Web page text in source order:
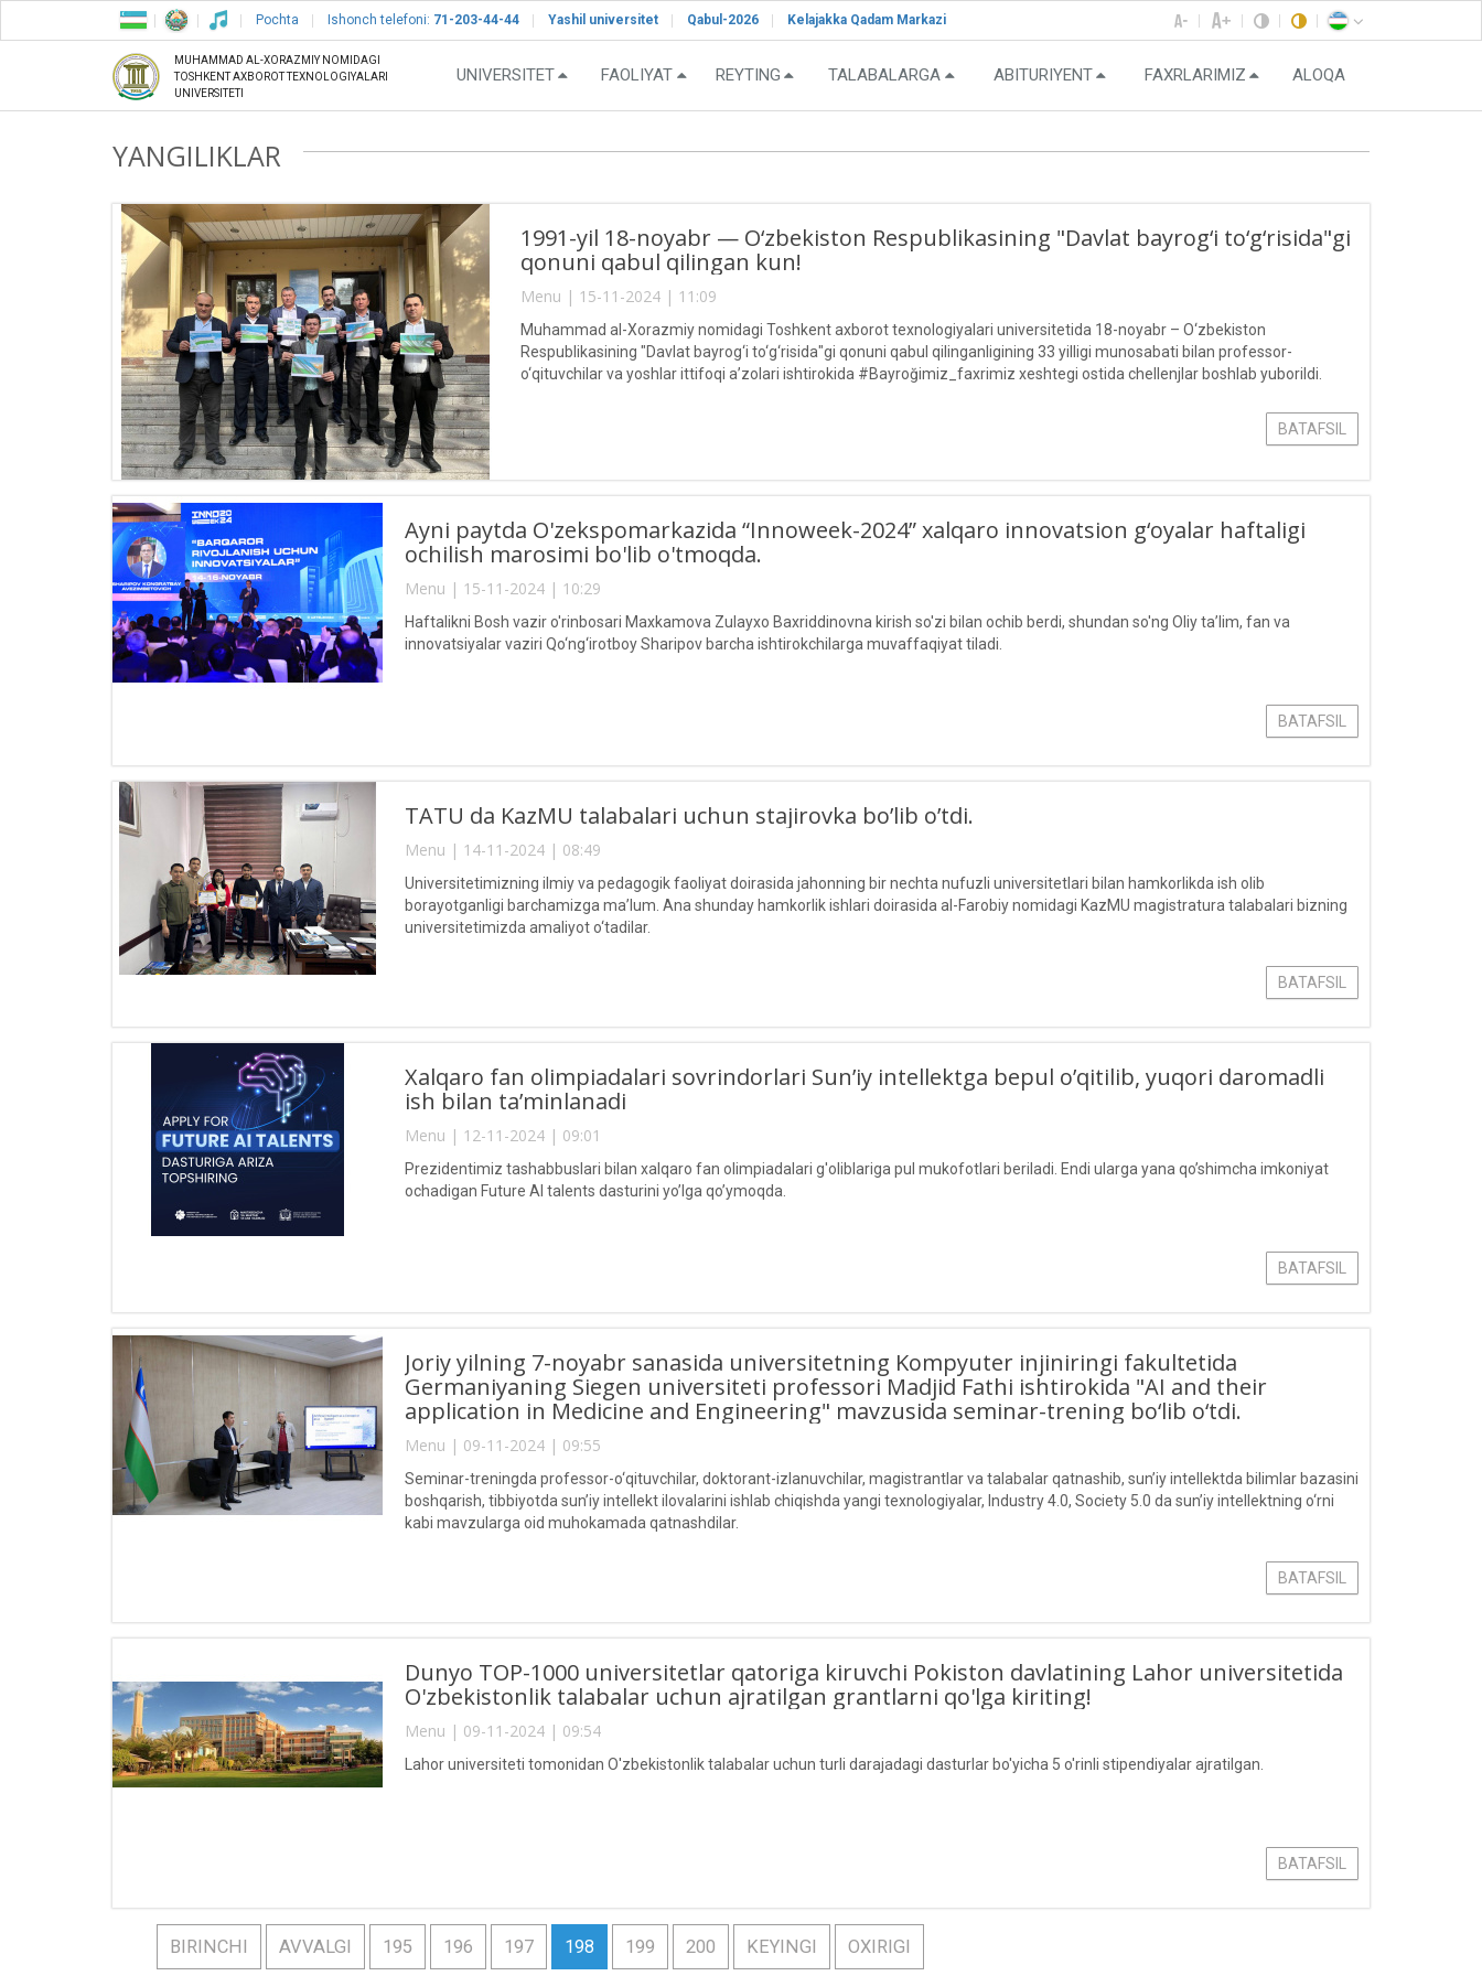
Pochta Ishonch telefoni: 71-203-44-44 Yashil universitet Qabul-2026 Kelajakka Qadam Markazi
MUHAMMAD AL-XORAZMIY NOMIDAGI
TOSHKENT AXBOROT TEXNOLOGIYALARI
UNIVERSITETI
UNIVERSITET FAOLIYAT REYTING TALABALARGA ABITURIYENT FAXRLARIMIZ ALOQA
YANGILIKLAR
1991-yil 18-noyabr — O‘zbekiston Respublikasining "Davlat bayrog‘i to‘g‘risida"gi
qonuni qabul qilingan kun!
Menu | 15-11-2024 | 11:09
Muhammad al-Xorazmiy nomidagi Toshkent axborot texnologiyalari universitetida 18-noyabr – O‘zbekiston
Respublikasining "Davlat bayrog‘i to‘g‘risida"gi qonuni qabul qilinganligining 33 yilligi munosabati bilan professor-
o‘qituvchilar va yoshlar ittifoqi a’zolari ishtirokida #Bayroğimiz_faxrimiz xeshtegi ostida chellenjlar boshlab yuborildi.
BATAFSIL
Ayni paytda O'zekspomarkazida “Innoweek-2024” xalqaro innovatsion g‘oyalar haftaligi
ochilish marosimi bo'lib o'tmoqda.
Menu | 15-11-2024 | 10:29
Haftalikni Bosh vazir o'rinbosari Maxkamova Zulayxo Baxriddinovna kirish so'zi bilan ochib berdi, shundan so'ng Oliy ta’lim, fan va
innovatsiyalar vaziri Qo‘ng‘irotboy Sharipov barcha ishtirokchilarga muvaffaqiyat tiladi.
BATAFSIL
TATU da KazMU talabalari uchun stajirovka bo’lib o’tdi.
Menu | 14-11-2024 | 08:49
Universitetimizning ilmiy va pedagogik faoliyat doirasida jahonning bir nechta nufuzli universitetlari bilan hamkorlikda ish olib
borayotganligi barchamizga ma’lum. Ana shunday hamkorlik ishlari doirasida al-Farobiy nomidagi KazMU magistratura talabalari bizning
universitetimizda amaliyot o‘tadilar.
BATAFSIL
Xalqaro fan olimpiadalari sovrindorlari Sun’iy intellektga bepul o’qitilib, yuqori daromadli
ish bilan ta’minlanadi
Menu | 12-11-2024 | 09:01
Prezidentimiz tashabbuslari bilan xalqaro fan olimpiadalari g'oliblariga pul mukofotlari beriladi. Endi ularga yana qo’shimcha imkoniyat
ochadigan Future AI talents dasturini yo’lga qo’ymoqda.
BATAFSIL
Joriy yilning 7-noyabr sanasida universitetning Kompyuter injiniringi fakultetida
Germaniyaning Siegen universiteti professori Madjid Fathi ishtirokida "AI and their
application in Medicine and Engineering" mavzusida seminar-trening bo‘lib o‘tdi.
Menu | 09-11-2024 | 09:55
Seminar-treningda professor-o‘qituvchilar, doktorant-izlanuvchilar, magistrantlar va talabalar qatnashib, sun’iy intellektda bilimlar bazasini
boshqarish, tibbiyotda sun’iy intellekt ilovalarini ishlab chiqishda yangi texnologiyalar, Industry 4.0, Society 5.0 da sun’iy intellektning o‘rni
kabi mavzularga oid muhokamada qatnashdilar.
BATAFSIL
Dunyo TOP-1000 universitetlar qatoriga kiruvchi Pokiston davlatining Lahor universitetida
O'zbekistonlik talabalar uchun ajratilgan grantlarni qo'lga kiriting!
Menu | 09-11-2024 | 09:54
Lahor universiteti tomonidan O'zbekistonlik talabalar uchun turli darajadagi dasturlar bo'yicha 5 o'rinli stipendiyalar ajratilgan.
BATAFSIL
BIRINCHI AVVALGI 195 196 197 198 199 200 KEYINGI OXIRIGI